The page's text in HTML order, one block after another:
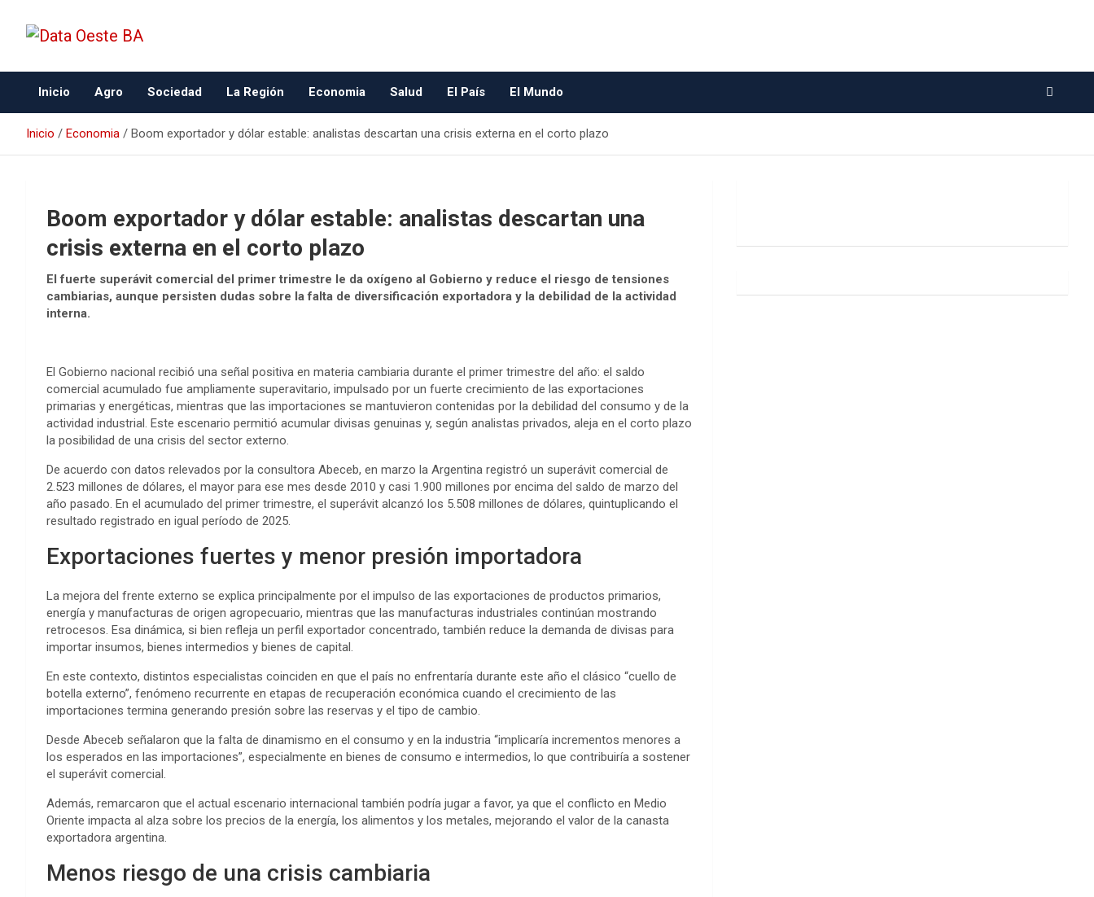
Data Oeste BA
Inicio Agro Sociedad La Región Economia Salud El País El Mundo
Inicio Economia Boom exportador y dólar estable: analistas descartan una crisis externa en el corto plazo
Boom exportador y dólar estable: analistas descartan una
crisis externa en el corto plazo
El fuerte superávit comercial del primer trimestre le da oxígeno al Gobierno y reduce el riesgo de tensiones
cambiarias, aunque persisten dudas sobre la falta de diversificación exportadora y la debilidad de la actividad
interna.
El Gobierno nacional recibió una señal positiva en materia cambiaria durante el primer trimestre del año: el saldo
comercial acumulado fue ampliamente superavitario, impulsado por un fuerte crecimiento de las exportaciones
primarias y energéticas, mientras que las importaciones se mantuvieron contenidas por la debilidad del consumo y de la
actividad industrial. Este escenario permitió acumular divisas genuinas y, según analistas privados, aleja en el corto plazo
la posibilidad de una crisis del sector externo.
De acuerdo con datos relevados por la consultora Abeceb, en marzo la Argentina registró un superávit comercial de
2.523 millones de dólares, el mayor para ese mes desde 2010 y casi 1.900 millones por encima del saldo de marzo del
año pasado. En el acumulado del primer trimestre, el superávit alcanzó los 5.508 millones de dólares, quintuplicando el
resultado registrado en igual período de 2025.
Exportaciones fuertes y menor presión importadora
La mejora del frente externo se explica principalmente por el impulso de las exportaciones de productos primarios,
energía y manufacturas de origen agropecuario, mientras que las manufacturas industriales continúan mostrando
retrocesos. Esa dinámica, si bien refleja un perfil exportador concentrado, también reduce la demanda de divisas para
importar insumos, bienes intermedios y bienes de capital.
En este contexto, distintos especialistas coinciden en que el país no enfrentaría durante este año el clásico “cuello de
botella externo”, fenómeno recurrente en etapas de recuperación económica cuando el crecimiento de las
importaciones termina generando presión sobre las reservas y el tipo de cambio.
Desde Abeceb señalaron que la falta de dinamismo en el consumo y en la industria “implicaría incrementos menores a
los esperados en las importaciones”, especialmente en bienes de consumo e intermedios, lo que contribuiría a sostener
el superávit comercial.
Además, remarcaron que el actual escenario internacional también podría jugar a favor, ya que el conflicto en Medio
Oriente impacta al alza sobre los precios de la energía, los alimentos y los metales, mejorando el valor de la canasta
exportadora argentina.
Menos riesgo de una crisis cambiaria